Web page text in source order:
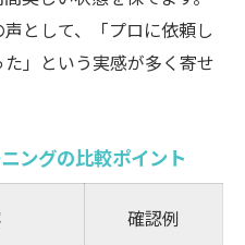
として、「プロに依頼し
」という実感が多く寄せ
ングの比較ポイント
確認例